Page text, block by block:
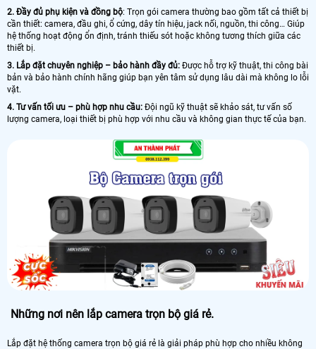
2. Đầy đủ phụ kiện và đồng bộ: Trọn gói camera thường bao gồm tất cả thiết bị
cần thiết: camera, đầu ghi, ổ cứng, dây tín hiệu, jack nối, nguồn, thi công… Giúp
hệ thống hoạt động ổn định, tránh thiếu sót hoặc không tương thích giữa các
thiết bị.
3. Lắp đặt chuyên nghiệp – bảo hành đầy đủ: Được hỗ trợ kỹ thuật, thi công bài
bản và bảo hành chính hãng giúp bạn yên tâm sử dụng lâu dài mà không lo lỗi
vặt.
4. Tư vấn tối ưu – phù hợp nhu cầu: Đội ngũ kỹ thuật sẽ khảo sát, tư vấn số
lượng camera, loại thiết bị phù hợp với nhu cầu và không gian thực tế của bạn.
Những nơi nên lắp camera trọn bộ giá rẻ.
Lắp đặt hệ thống camera trọn bộ giá rẻ là giải pháp phù hợp cho nhiều không